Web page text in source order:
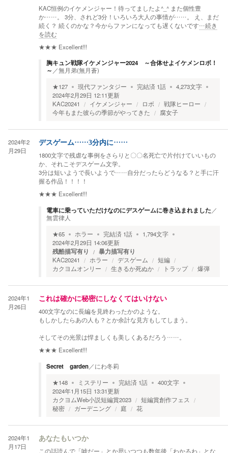
KAC恒例のイケメンジャー！待ってましたよ^_^ また個性豊
か……。 3分、されど3分！いろいろ大人の事情が……。 え、まだ
続く？ 続くのかな？今からファンになっても遅くないです…続き
を読む
★★★ Excellent!!!
胸キュン戦隊イケメンジャー2024 ～合体せよイケメンロボ！
～ ／無月弟(無月蒼)
★127 現代ファンタジー 完結済 1話 4,273文字
2024年2月29日 12:11更新
KAC20241
イケメンジャー ロボ
戦隊ヒーロー
今年もまた彼らの季節がやってきた
腐女子
2024年2
月29日
デスゲーム……3分内に……
1800文字で残虐な事例をさらりと〇〇名死亡で片付けていいもの
か、それこそデスゲーム文学。
3分は短いようで長いようで……自分だったらどうなる？と手に汗
握る作品！！！！
★★★ Excellent!!!
電車に乗っていただけなのにデスゲームに巻き込まれました ／
無雲律人
★65 ホラー 完結済 1話 1,794文字
2024年2月29日 14:06更新
残酷描写有り 暴力描写有り
KAC20241 ホラー デスゲーム
短編
カクヨムオンリー
生きるか死ぬか トラップ 爆弾
2024年1
月26日
これは確かに秘密にしなくてはいけない
400文字なのに長編を見終わったかのような。
もしかしたらあの人も？とか余計な見方もしてしまう。
そしてその光景は悍ましくも美しくあるだろう……。
★★★ Excellent!!!
Secret garden／にわ冬莉
★148 ミステリー 完結済 1話 400文字
2024年1月15日 13:31更新
カクヨムWeb小説短編賞2023
短編賞創作フェス
秘密
ガーデニング 庭 花
2024年1
月17日
あなたもいつか
この話読んで「嘘だー」とか思いつつも数年後「わかるわ」とな